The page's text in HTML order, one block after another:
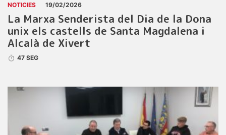
NOTICIES 19/02/2026
La Marxa Senderista del Dia de la Dona
unix els castells de Santa Magdalena i
Alcalà de Xivert
47 SEG